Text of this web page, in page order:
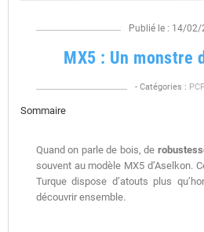
Publié le : 14/02/
MX5 : Un monstre
- Catégories :
Sommaire
Quand on parle de bois, de
souvent au modèle MX5 d’Aselkon.
Turque dispose d’atouts plus
découvrir ensemble.